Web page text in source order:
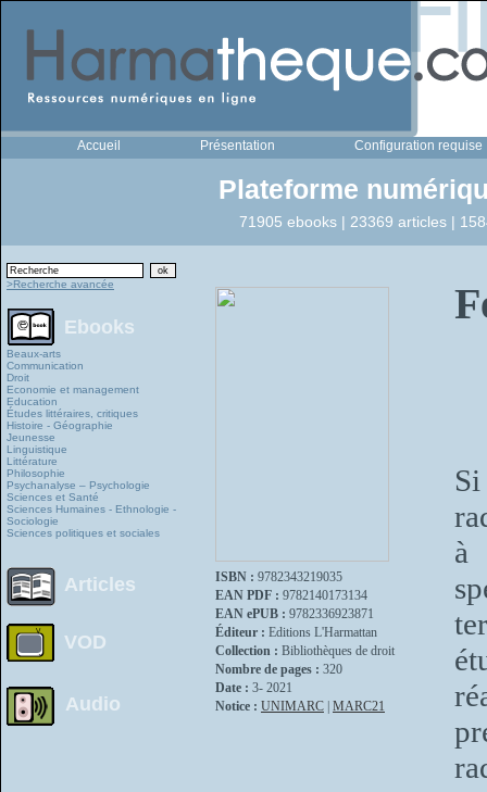
Accueil Présentation Configuration requise
Plateforme
71905 ebooks | 23369 articles |
>Recherche avancée
Ebooks
Beaux-arts
Communication
Droit
Economie et management
Education
Études littéraires, critiques
Histoire - Géographie
Jeunesse
Linguistique
Littérature
Philosophie
Psychanalyse – Psychologie
Sciences et Santé
Sciences Humaines - Ethnologie -
Sociologie
Sciences politiques et sociales
Articles
VOD
Audio
ISBN : 9782343219035
EAN PDF : 9782140173134
EAN ePUB : 9782336923871
Éditeur : Editions L'Harmattan
Collection : Bibliothèques de droit
Nombre de pages : 320
Date : 3- 2021
Notice : UNIMARC MARC21
à